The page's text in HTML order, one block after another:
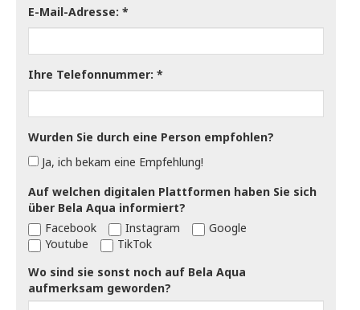
E-Mail-Adresse:
Ihre Telefonnummer:
Wurden Sie durch eine Person empfohlen?
Ja, ich bekam eine Empfehlung!
Auf welchen digitalen Plattformen haben Sie sich
über Bela Aqua informiert?
Facebook
Instagram
Google
Youtube
TikTok
Wo sind sie sonst noch auf Bela Aqua
aufmerksam geworden?